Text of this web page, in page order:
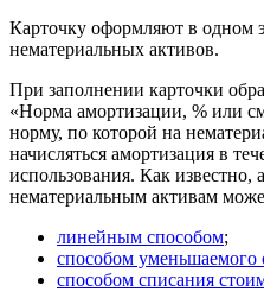
Карточку оформляют в одном
нематериальных активов.
При заполнении карточки
«Норма амортизации, % или
норму, по которой на
начисляться амортизация в
использования. Как известно,
нематериальным активам
линейным способом;
способом уменьшаемого
способом списания